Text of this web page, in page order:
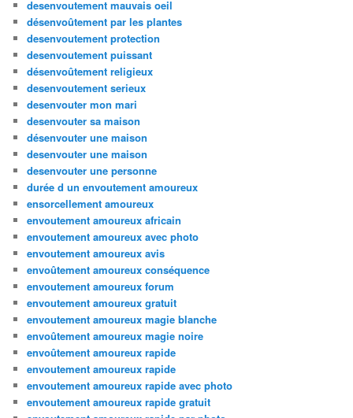
desenvoutement mauvais oeil
désenvoûtement par les plantes
desenvoutement protection
desenvoutement puissant
désenvoûtement religieux
desenvoutement serieux
desenvouter mon mari
desenvouter sa maison
désenvouter une maison
desenvouter une maison
desenvouter une personne
durée d un envoutement amoureux
ensorcellement amoureux
envoutement amoureux africain
envoutement amoureux avec photo
envoutement amoureux avis
envoûtement amoureux conséquence
envoutement amoureux forum
envoutement amoureux gratuit
envoutement amoureux magie blanche
envoûtement amoureux magie noire
envoûtement amoureux rapide
envoutement amoureux rapide
envoutement amoureux rapide avec photo
envoutement amoureux rapide gratuit